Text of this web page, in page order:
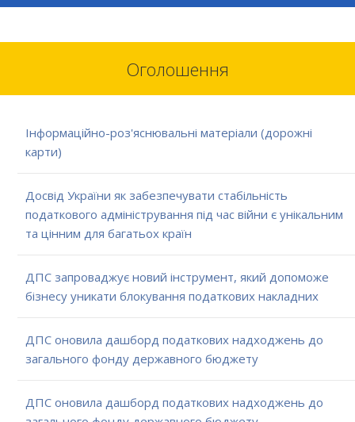
Оголошення
Інформаційно-роз'яснювальні матеріали (дорожні
карти)
Досвід України як забезпечувати стабільність
податкового адміністрування під час війни є унікальним
та цінним для багатьох країн
ДПС запроваджує новий інструмент, який допоможе
бізнесу уникати блокування податкових накладних
ДПС оновила дашборд податкових надходжень до
загального фонду державного бюджету
ДПС оновила дашборд податкових надходжень до